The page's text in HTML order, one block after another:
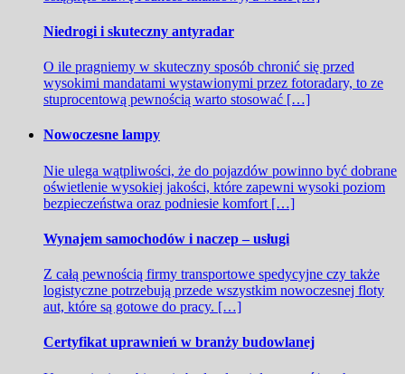
Niedrogi i skuteczny antyradar
O ile pragniemy w skuteczny sposób chronić się przed
wysokimi mandatami wystawionymi przez fotoradary, to ze
stuprocentową pewnością warto stosować […]
Nowoczesne lampy
Nie ulega wątpliwości, że do pojazdów powinno być dobrane
oświetlenie wysokiej jakości, które zapewni wysoki poziom
bezpieczeństwa oraz podniesie komfort […]
Wynajem samochodów i naczep – usługi
Z całą pewnością firmy transportowe spedycyjne czy także
logistyczne potrzebują przede wszystkim nowoczesnej floty
aut, które są gotowe do pracy. […]
Certyfikat uprawnień w branży budowlanej